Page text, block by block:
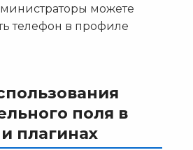
можете
телефон в профиле
поля в
плагинах